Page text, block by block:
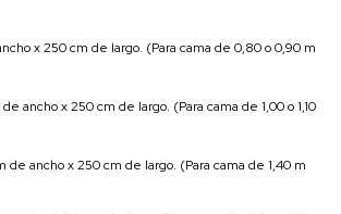
x 250 cm de largo. (Para cama de 0,80 o 0,90 m
de ancho x 250 cm de largo. (Para cama de 1,00 o 1,10
de ancho x 250 cm de largo. (Para cama de 1,40 m